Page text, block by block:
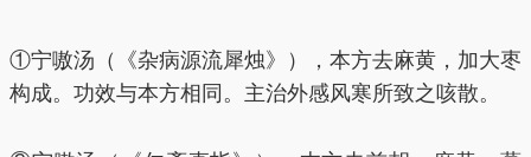
①宁嗷汤（《杂病源流犀烛》），本方去麻黄，加大枣
构成。功效与本方相同。主治外感风寒所致之咳散。